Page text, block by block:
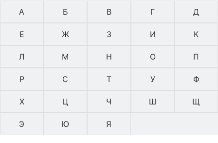
А Б В Г Д
Е Ж З И К
Л М Н О П
Р С Т У Ф
Х Ц Ч Ш Щ
Э Ю Я